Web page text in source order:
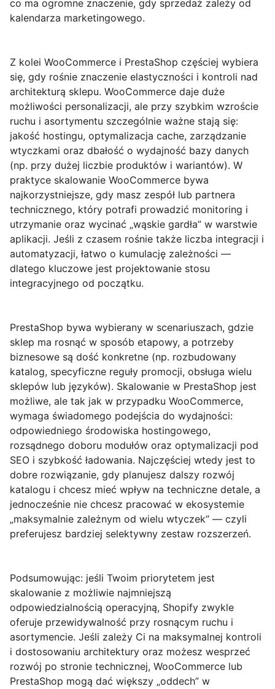
co ma ogromne znaczenie, gdy sprzedaż zależy od
kalendarza marketingowego.
Z kolei WooCommerce i PrestaShop częściej wybiera
się, gdy rośnie znaczenie elastyczności i kontroli nad
architekturą sklepu. WooCommerce daje duże
możliwości personalizacji, ale przy szybkim wzroście
ruchu i asortymentu szczególnie ważne stają się:
jakość hostingu, optymalizacja cache, zarządzanie
wtyczkami oraz dbałość o wydajność bazy danych
(np. przy dużej liczbie produktów i wariantów). W
praktyce skalowanie WooCommerce bywa
najkorzystniejsze, gdy masz zespół lub partnera
technicznego, który potrafi prowadzić monitoring i
utrzymanie oraz wycinać „wąskie gardła” w warstwie
aplikacji. Jeśli z czasem rośnie także liczba integracji i
automatyzacji, łatwo o kumulację zależności —
dlatego kluczowe jest projektowanie stosu
integracyjnego od początku.
PrestaShop bywa wybierany w scenariuszach, gdzie
sklep ma rosnąć w sposób etapowy, a potrzeby
biznesowe są dość konkretne (np. rozbudowany
katalog, specyficzne reguły promocji, obsługa wielu
sklepów lub języków). Skalowanie w PrestaShop jest
możliwe, ale tak jak w przypadku WooCommerce,
wymaga świadomego podejścia do wydajności:
odpowiedniego środowiska hostingowego,
rozsądnego doboru modułów oraz optymalizacji pod
SEO i szybkość ładowania. Najczęściej wtedy jest to
dobre rozwiązanie, gdy planujesz dalszy rozwój
katalogu i chcesz mieć wpływ na techniczne detale, a
jednocześnie nie chcesz pracować w ekosystemie
„maksymalnie zależnym od wielu wtyczek” — czyli
preferujesz bardziej selektywny zestaw rozszerzeń.
Podsumowując: jeśli Twoim priorytetem jest
skalowanie z możliwie najmniejszą
odpowiedzialnością operacyjną, Shopify zwykle
oferuje przewidywalność przy rosnącym ruchu i
asortymencie. Jeśli zależy Ci na maksymalnej kontroli
i dostosowaniu architektury oraz możesz wesprzeć
rozwój po stronie technicznej, WooCommerce lub
PrestaShop mogą dać większy „oddech” w